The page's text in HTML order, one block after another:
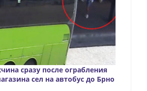
сразу после ограбления
сел на автобус до Брно